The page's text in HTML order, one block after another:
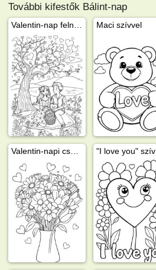
További kifestők Bálint-nap
Maci szívvel
"I love you" szív